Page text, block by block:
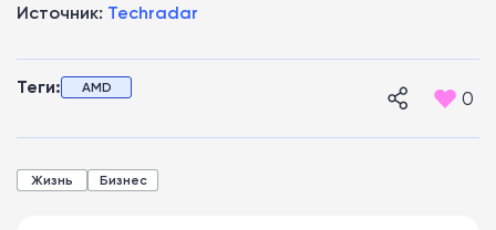
Источник: Techradar
Теги: AMD 0
Жизнь Бизнес